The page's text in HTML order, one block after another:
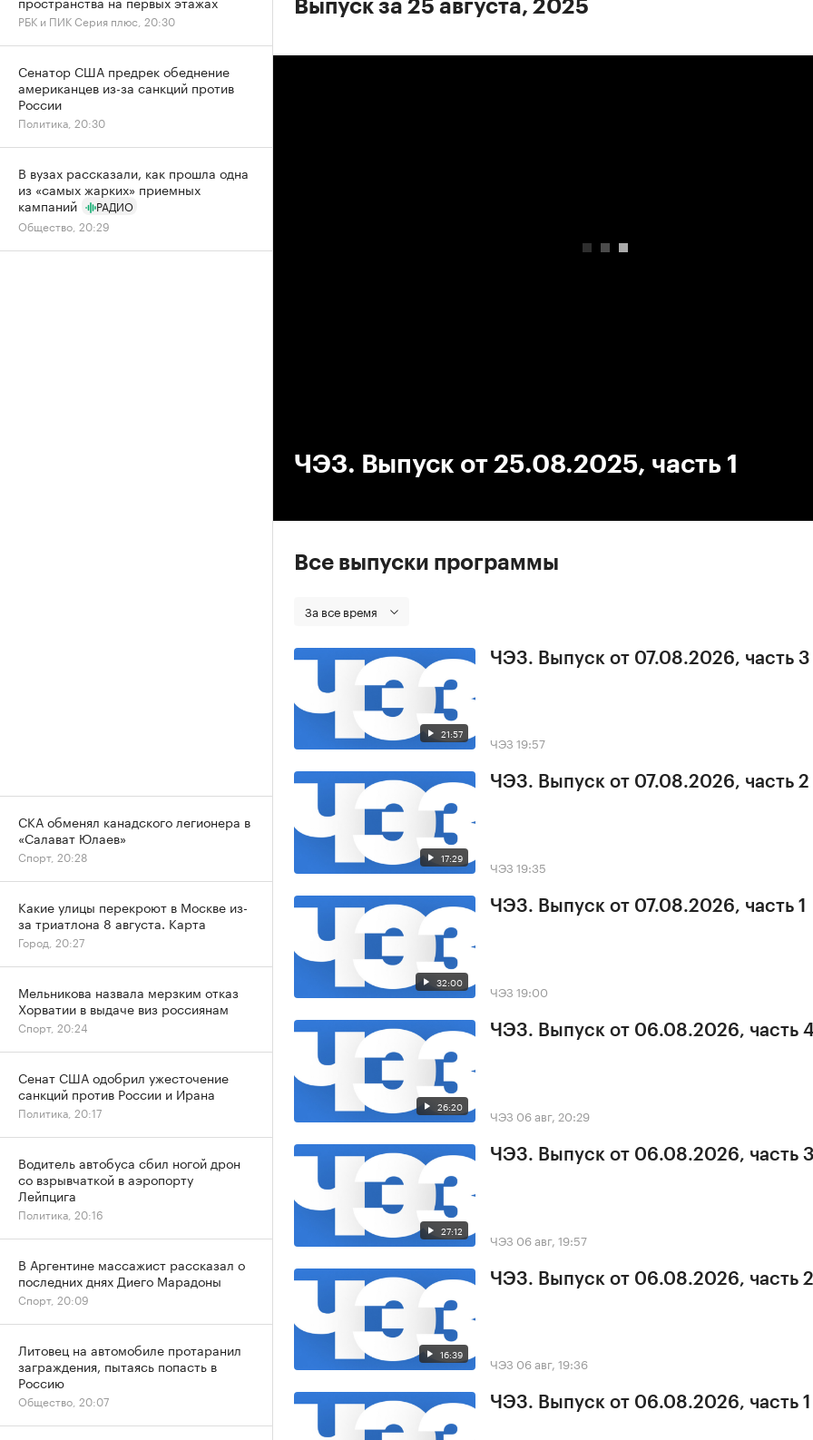
Выпуск за 25 августа, 2025
ЧЭЗ. Выпуск от 25.08.2025, часть 1
Все выпуски программы
За все время
21:57
ЧЭЗ. Выпуск от 07.08.2026, часть 3
ЧЭЗ 19:57
17:29
ЧЭЗ. Выпуск от 07.08.2026, часть 2
ЧЭЗ 19:35
32:00
ЧЭЗ. Выпуск от 07.08.2026, часть 1
ЧЭЗ 19:00
26:20
ЧЭЗ. Выпуск от 06.08.2026, часть
ЧЭЗ 06 авг, 20:29
27:12
ЧЭЗ. Выпуск от 06.08.2026, часть
ЧЭЗ 06 авг, 19:57
16:39
ЧЭЗ. Выпуск от 06.08.2026, часть 2
ЧЭЗ 06 авг, 19:36
ЧЭЗ. Выпуск от 06.08.2026, часть 1
РБК и ПИК Серия плюс, 20:30
Сенатор США предрек обеднение
американцев из-за санкций против
России
Политика, 20:30
В вузах рассказали, как прошла одна
из «самых жарких» приемных
кампаний
РАДИО
Общество, 20:29
СКА обменял канадского легионера в
«Салават Юлаев»
Спорт, 20:28
Какие улицы перекроют в Москве из-
за триатлона 8 августа. Карта
Город, 20:27
Мельникова назвала мерзким отказ
Хорватии в выдаче виз россиянам
Спорт, 20:24
Сенат США одобрил ужесточение
санкций против России и Ирана
Политика, 20:17
Водитель автобуса сбил ногой дрон
со взрывчаткой в аэропорту
Лейпцига
Политика, 20:16
В Аргентине массажист рассказал о
последних днях Диего Марадоны
Спорт, 20:09
Литовец на автомобиле протаранил
заграждения, пытаясь попасть в
Россию
Общество, 20:07